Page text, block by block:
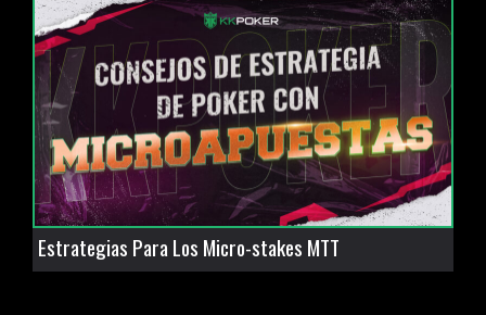
Estrategias Para Los Micro-stakes MTT